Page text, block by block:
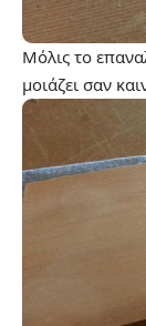
Μόλις το
μοιάζει σαν